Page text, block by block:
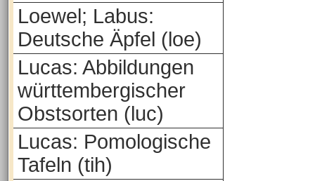
Loewel; Labus:
Deutsche Äpfel (loe)
Lucas: Abbildungen
württembergischer
Obstsorten (luc)
Lucas: Pomologische
Tafeln (tih)